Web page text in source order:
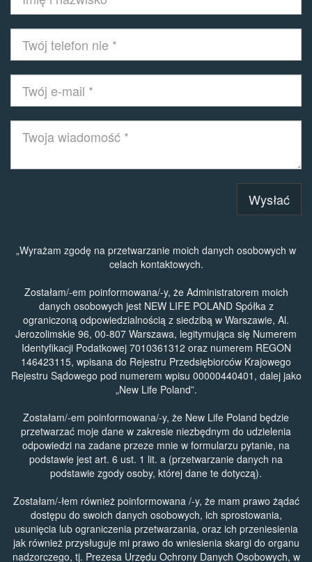
Wysłać
„Wyrażam zgodę na przetwarzanie moich danych osobowych w
celach kontaktowych.
Zostałam/-em poinformowana/-y, że Administratorem moich
danych osobowych jest NEW LIFE POLAND Spółka z
ograniczoną odpowiedzialnością z siedzibą w Warszawie, Al.
Jerozolimskie 96, 00-807 Warszawa, legitymująca się Numerem
Identyfikacji Podatkowej 7010361312 oraz numerem REGON
146423115, wpisana do Rejestru Przedsiębiorców Krajowego
Rejestru Sądowego pod numerem wpisu 00000440401, dalej jako
„New Life Poland”.
Zostałam/-em poinformowana/-y, że New Life Poland będzie
przetwarzać moje dane w zakresie niezbędnym do udzielenia
odpowiedzi na zadane przeze mnie w formularzu pytanie, na
podstawie jest art. 6 ust. 1 lit. a (przetwarzanie danych na
podstawie zgody osoby, której dane te dotyczą).
Zostałam/-łem również poinformowana /-y, że mam prawo żądać
dostępu do swoich danych osobowych, ich sprostowania,
usunięcia lub ograniczenia przetwarzania, oraz ich przeniesienia
jak również przysługuje mi prawo do wniesienia skargi do organu
nadzorczego, tj. Prezesa Urzędu Ochrony Danych Osobowych, w